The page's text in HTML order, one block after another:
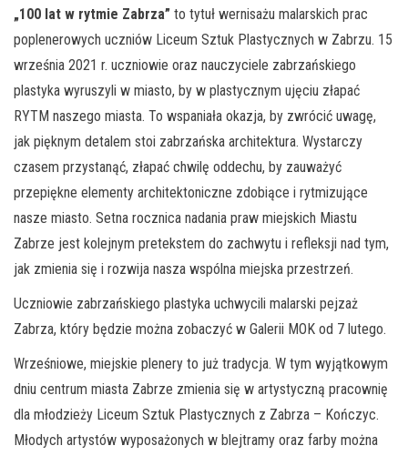
„100 lat w rytmie Zabrza” to tytuł wernisażu malarskich prac
poplenerowych uczniów Liceum Sztuk Plastycznych w Zabrzu. 15
września 2021 r. uczniowie oraz nauczyciele zabrzańskiego
plastyka wyruszyli w miasto, by w plastycznym ujęciu złapać
RYTM naszego miasta. To wspaniała okazja, by zwrócić uwagę,
jak pięknym detalem stoi zabrzańska architektura. Wystarczy
czasem przystanąć, złapać chwilę oddechu, by zauważyć
przepiękne elementy architektoniczne zdobiące i rytmizujące
nasze miasto. Setna rocznica nadania praw miejskich Miastu
Zabrze jest kolejnym pretekstem do zachwytu i refleksji nad tym,
jak zmienia się i rozwija nasza wspólna miejska przestrzeń.
Uczniowie zabrzańskiego plastyka uchwycili malarski pejzaż
Zabrza, który będzie można zobaczyć w Galerii MOK od 7 lutego.
Wrześniowe, miejskie plenery to już tradycja. W tym wyjątkowym
dniu centrum miasta Zabrze zmienia się w artystyczną pracownię
dla młodzieży Liceum Sztuk Plastycznych z Zabrza – Kończyc.
Młodych artystów wyposażonych w blejtramy oraz farby można